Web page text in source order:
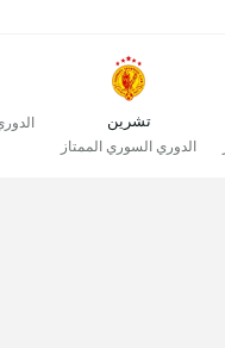
تشرين
الدوري السوري الممتاز